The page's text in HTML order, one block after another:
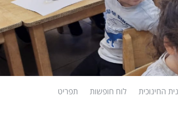
החינוכית לוח חופשות תפריט